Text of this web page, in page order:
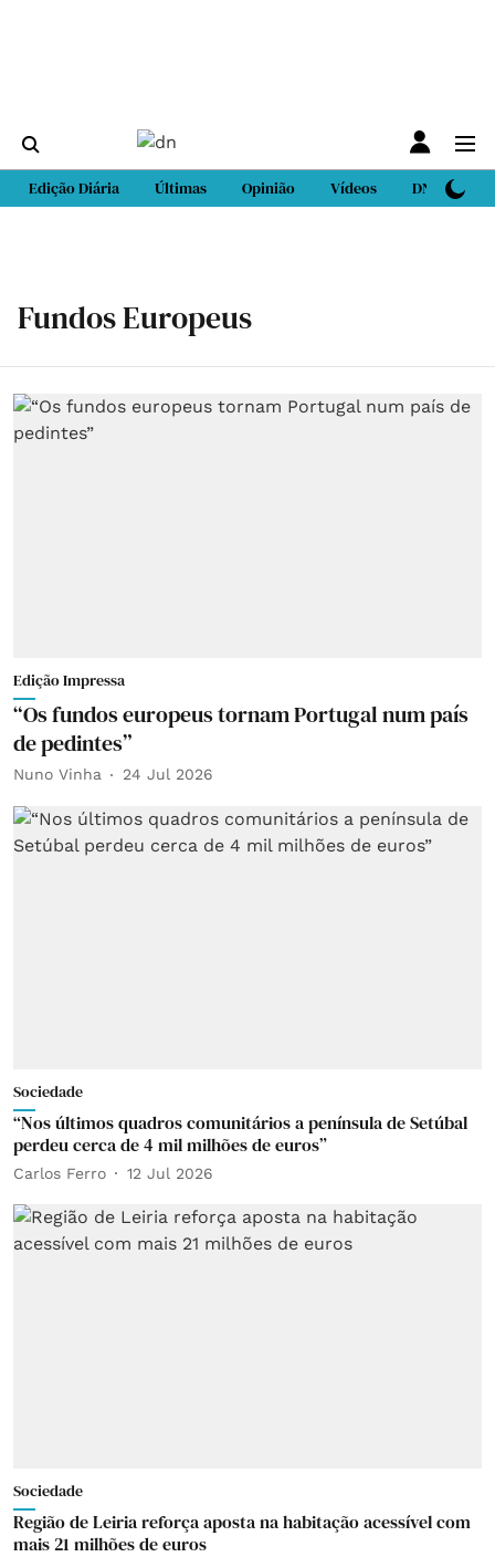
Edição Diária Últimas Opinião Vídeos DN Sport
Fundos Europeus
Edição Impressa
“Os fundos europeus tornam Portugal num país
de pedintes”
Nuno Vinha 24 Jul 2026
Sociedade
“Nos últimos quadros comunitários a península de Setúbal
perdeu cerca de 4 mil milhões de euros”
Carlos Ferro 12 Jul 2026
Sociedade
Região de Leiria reforça aposta na habitação acessível com
mais 21 milhões de euros